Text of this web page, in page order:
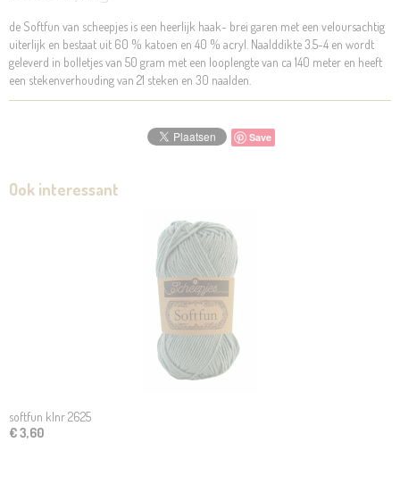
de Softfun van scheepjes is een heerlijk haak- brei garen met een veloursachtig
uiterlijk en bestaat uit 60 % katoen en 40 % acryl. Naalddikte 3.5-4 en wordt
geleverd in bolletjes van 50 gram met een looplengte van ca 140 meter en heeft
een stekenverhouding van 21 steken en 30 naalden.
Save
Ook interessant
softfun klnr 2625
€ 3,60